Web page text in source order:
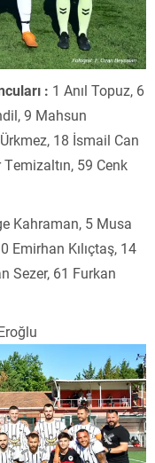
: 1 Anıl Topuz, 6
9 Mahsun
18 İsmail Can
59 Cenk
Kahraman, 5 Musa
Emirhan Kılıçtaş, 14
Sezer, 61 Furkan